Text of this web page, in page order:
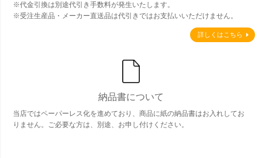
※代金引換は別途代引き手数料が発生いたします。
※受注生産品・メーカー直送品は代引きではお支払いいただけません。
詳しくはこちら
納品書について
当店ではペーパーレス化を進めており、商品に紙の納品書はお入れしてお
りません。ご必要な方は、別途、お申し付けください。